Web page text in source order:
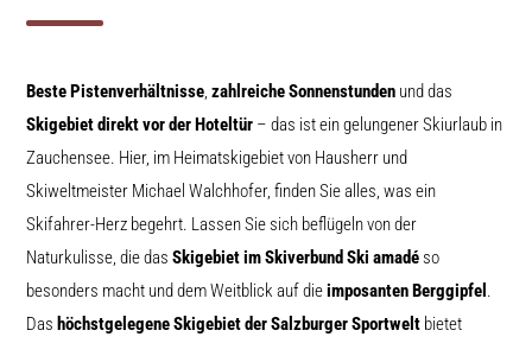
Beste Pistenverhältnisse,zahlreiche Sonnenstunden und das
Skigebiet direkt vor der Hoteltür – das ist ein gelungener Skiurlaub in
Zauchensee. Hier, im Heimatskigebiet von Hausherr und
Skiweltmeister Michael Walchhofer, finden Sie alles, was ein
Skifahrer-Herz begehrt. Lassen Sie sich beflügeln von der
Naturkulisse, die dasSkigebiet im Skiverbund Ski amadé so
besonders macht und dem Weitblick auf dieimposanten Berggipfel .
Das höchstgelegene Skigebiet der Salzburger Sportwelt bietet